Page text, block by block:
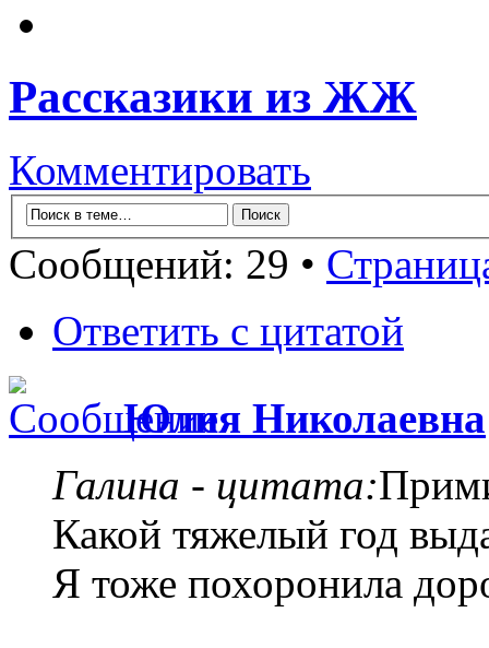
Рассказики из ЖЖ
Комментировать
Сообщений: 29 •
Ответить с цитатой
Юлия Николаевна
Галина - цитата:
Какой тяжелый год
Я тоже похоронила